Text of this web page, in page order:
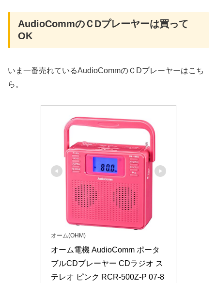
AudioCommのＣDプレーヤーは買って
OK
いま一番売れているAudioCommのＣDプレーヤーはこち
ら。
オーム(OHM)
オーム電機 AudioComm ポータ
ブルCDプレーヤー CDラジオ ス
テレオ ピンク RCR-500Z-P 07-8